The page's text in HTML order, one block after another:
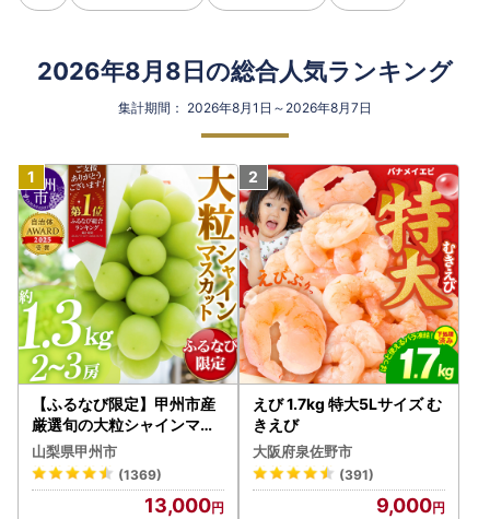
2026年8月8日の総合人気ランキング
集計期間： 2026年8月1日～2026年8月7日
【ふるなび限定】甲州市産
厳選旬の大粒シャインマス
カット 約1.3kg 2～3房【2
026年発送】（MG）B12-
472 FN-Limited-VO シャ
インマスカット フルーツ
山梨県甲州市
(1369)
13,000
えび 1.7kg 特大5Lサイズ む
きえび
大阪府泉佐野市
(391)
9,000